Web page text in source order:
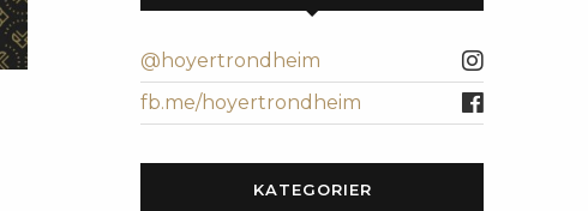
@hoyertrondheim
fb.me/hoyertrondheim
KATEGORIER